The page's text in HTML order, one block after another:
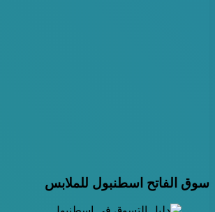
سوق الفاتح اسطنبول للملابس